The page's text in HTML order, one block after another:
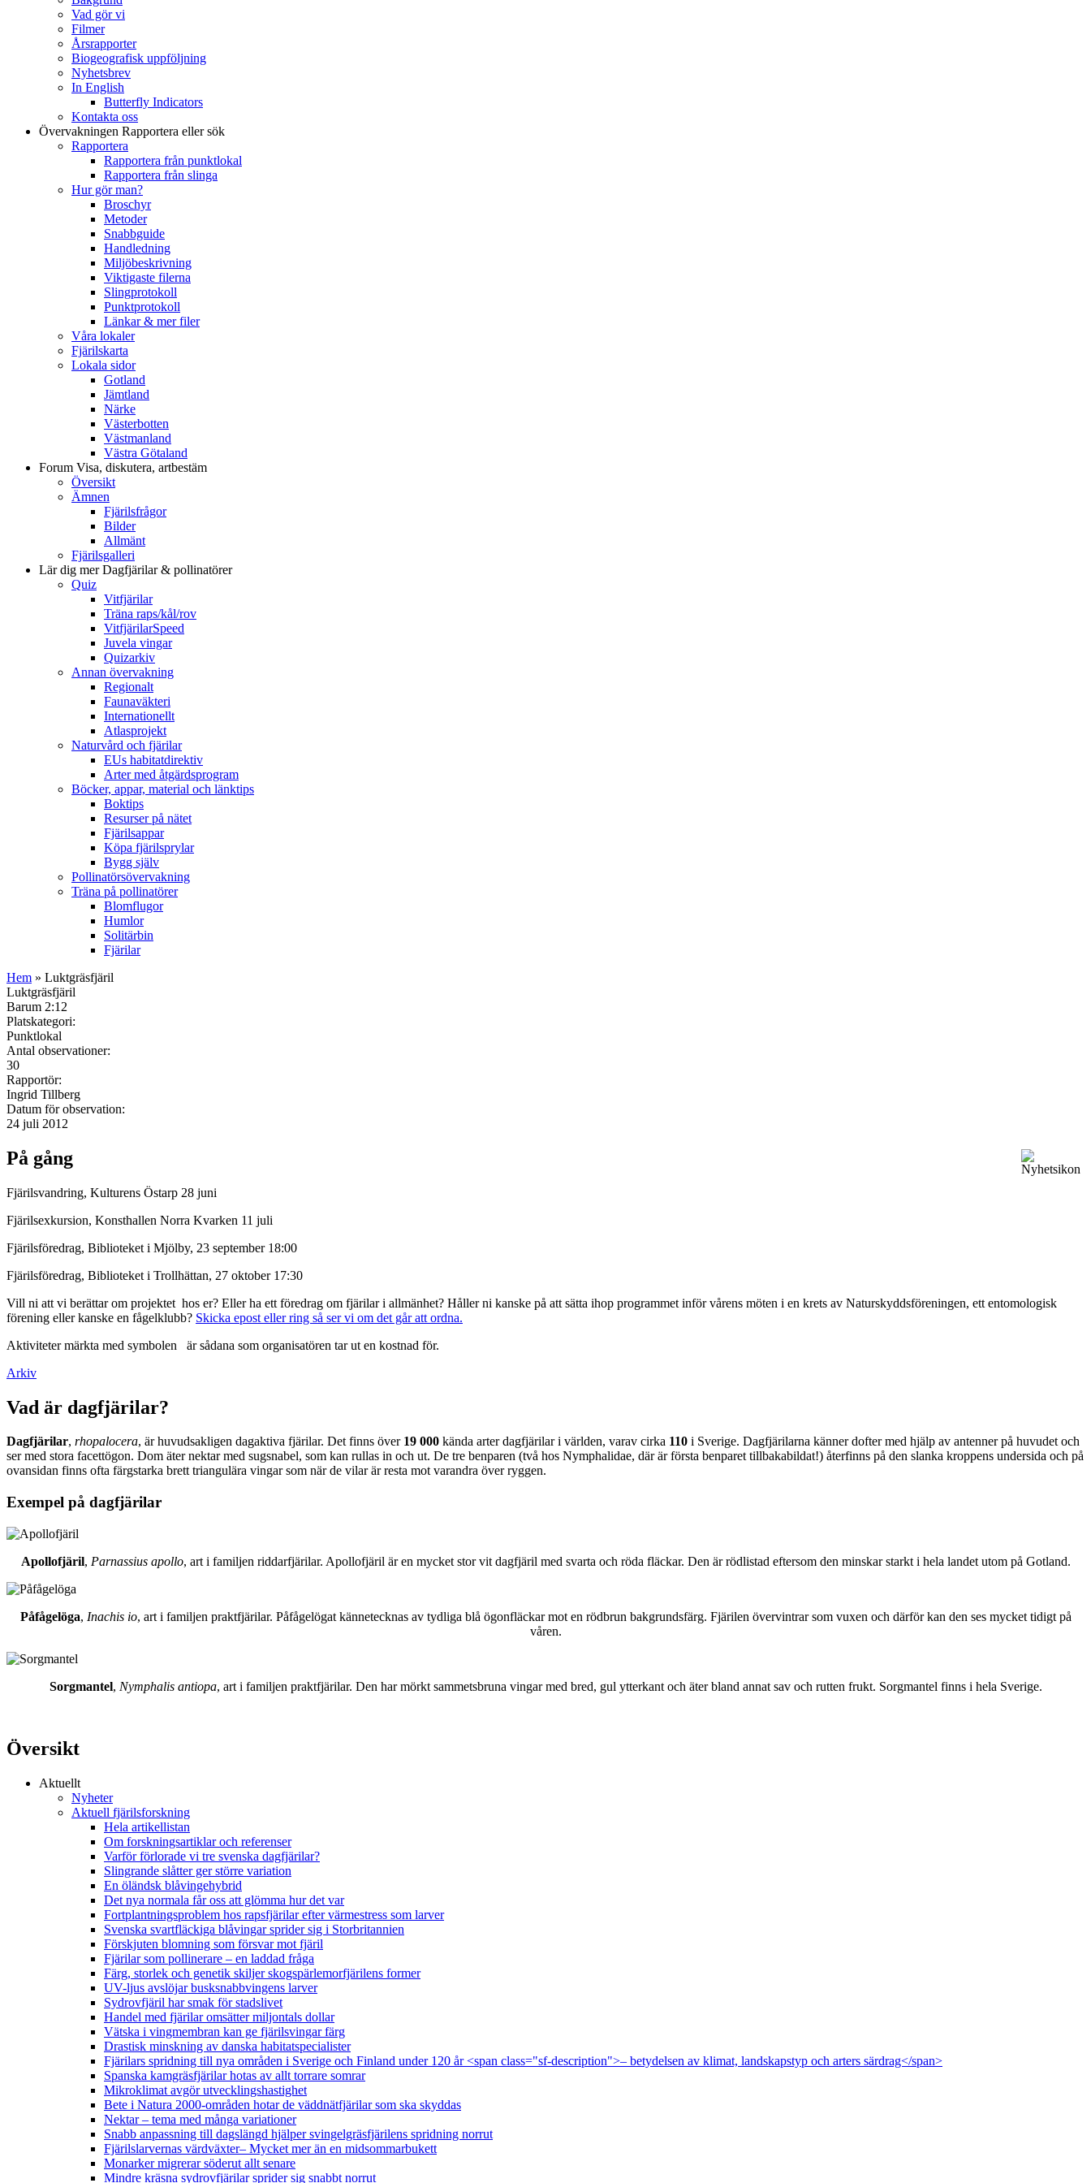
Vad gör vi
Filmer
Årsrapporter
Biogeografisk uppföljning
Nyhetsbrev
In English
Butterfly Indicators
Kontakta oss
Övervakningen Rapportera eller sök
Rapportera
Rapportera från punktlokal
Rapportera från slinga
Hur gör man?
Broschyr
Metoder
Snabbguide
Handledning
Miljöbeskrivning
Viktigaste filerna
Slingprotokoll
Punktprotokoll
Länkar & mer filer
Våra lokaler
Fjärilskarta
Lokala sidor
Gotland
Jämtland
Närke
Västerbotten
Västmanland
Västra Götaland
Forum Visa, diskutera, artbestäm
Översikt
Ämnen
Fjärilsfrågor
Bilder
Allmänt
Fjärilsgalleri
Lär dig merDagfjärilar & pollinatörer
Quiz
Vitfjärilar
Träna raps/kål/rov
VitfjärilarSpeed
Juvela vingar
Quizarkiv
Annan övervakning
Regionalt
Faunaväkteri
Internationellt
Atlasprojekt
Naturvård och fjärilar
EUs habitatdirektiv
Arter med åtgärdsprogram
Böcker, appar, material och länktips
Boktips
Resurser på nätet
Fjärilsappar
Köpa fjärilsprylar
Bygg själv
Pollinatörsövervakning
Träna på pollinatörer
Blomflugor
Humlor
Solitärbin
Fjärilar
Hem » Luktgräsfjäril
Luktgräsfjäril
Barum 2:12
Platskategori:
Punktlokal
Antal observationer:
30
Rapportör:
Ingrid Tillberg
Datum för observation:
24 juli 2012
På gång
Fjärilsvandring, Kulturens Östarp 28 juni
Fjärilsexkursion, Konsthallen Norra Kvarken 11 juli
Fjärilsföredrag, Biblioteket i Mjölby, 23 september 18:00
Fjärilsföredrag, Biblioteket i Trollhättan, 27 oktober 17:30
Vill ni att vi berättar om projektet hos er? Eller ha ett föredrag om fjärilar i allmänhet? Håller ni kanske på att sätta ihop programmet inför vårens möten i en krets av Naturskyddsföreningen, ett entomologisk
förening eller kanske en fågelklubb? Skicka epost eller ring så ser vi om det går att ordna.
Aktiviteter märkta med symbolen
är sådana som organisatören tar ut en kostnad för.
Arkiv
Vad är dagfjärilar?
Dagfjärilar, rhopalocera, är huvudsakligen dagaktiva fjärilar. Det finns över 19 000 kända arter dagfjärilar i världen, varav cirka 110 i Sverige. Dagfjärilarna känner dofter med hjälp av antenner på huvudet och
ser med stora facettögon. Dom äter nektar med sugsnabel, som kan rullas in och ut. De tre benparen (två hos Nymphalidae, där är första benparet tillbakabildat!) återfinns på den slanka kroppens undersida och på
ovansidan finns ofta färgstarka brett triangulära vingar som när de vilar är resta mot varandra över ryggen.
Exempel på dagfjärilar
Apollofjäril, Parnassius apollo, art i familjen riddarfjärilar. Apollofjäril är en mycket stor vit dagfjäril med svarta och röda fläckar. Den är rödlistad eftersom den minskar starkt i hela landet utom på Gotland.
Påfågelöga, Inachis io, art i familjen praktfjärilar. Påfågelögat kännetecknas av tydliga blå ögonfläckar mot en rödbrun bakgrundsfärg. Fjärilen övervintrar som vuxen och därför kan den ses mycket tidigt på
våren.
Sorgmantel, Nymphalis antiopa, art i familjen praktfjärilar. Den har mörkt sammetsbruna vingar med bred, gul ytterkant och äter bland annat sav och rutten frukt. Sorgmantel finns i hela Sverige.
Översikt
Aktuellt
Nyheter
Aktuell fjärilsforskning
Hela artikellistan
Om forskningsartiklar och referenser
Varför förlorade vi tre svenska dagfjärilar?
Slingrande slåtter ger större variation
En öländsk blåvingehybrid
Det nya normala får oss att glömma hur det var
Fortplantningsproblem hos rapsfjärilar efter värmestress som larver
Svenska svartfläckiga blåvingar sprider sig i Storbritannien
Förskjuten blomning som försvar mot fjäril
Fjärilar som pollinerare – en laddad fråga
Färg, storlek och genetik skiljer skogspärlemorfjärilens former
UV-ljus avslöjar busksnabbvingens larver
Sydrovfjäril har smak för stadslivet
Handel med fjärilar omsätter miljontals dollar
Vätska i vingmembran kan ge fjärilsvingar färg
Drastisk minskning av danska habitatspecialister
Fjärilars spridning till nya områden i Sverige och Finland under 120 år <span class="sf-description">– betydelsen av klimat, landskapstyp och arters särdrag</span>
Spanska kamgräsfjärilar hotas av allt torrare somrar
Mikroklimat avgör utvecklingshastighet
Bete i Natura 2000-områden hotar de väddnätfjärilar som ska skyddas
Nektar – tema med många variationer
Snabb anpassning till dagslängd hjälper svingelgräsfjärilens spridning norrut
Fjärilslarvernas värdväxter– Mycket mer än en midsommarbukett
Monarker migrerar söderut allt senare
Mindre kräsna sydrovfjärilar sprider sig snabbt norrut